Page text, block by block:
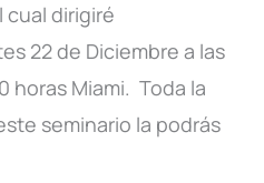
cual dirigiré
22 de Diciembre a las
horas Miami. Toda la
seminario la podrás